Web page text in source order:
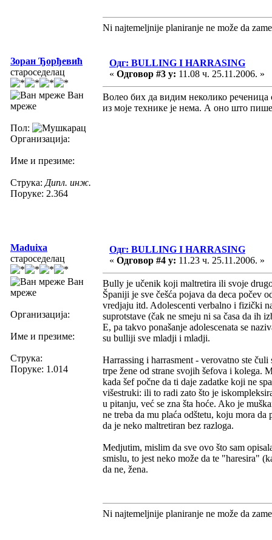
Ni najtemeljnije planiranje ne može da
Зоран Ђорђевић
староседелац
Ван
мреже
Пол:
Организација:
Име и презиме:
Струка: Дипл. инж.
Поруке: 2.364
Одг: BULLING I HARRASING
« Одговор #3 у: 11.08 ч. 25.11.2006. »
Волео бих да видим неколико реченица
из моје технике је нема. А оно што
Maduixa
староседелац
Ван
мреже
Организација:
Име и презиме:
Струка:
Поруке: 1.014
Одг: BULLING I HARRASING
« Одговор #4 у: 11.23 ч. 25.11.2006. »
Bully je učenik koji maltretira ili svoje
Španiji je sve češća pojava da deca počev
vredjaju itd. Adolescenti verbalno i fizički
suprotstave (čak ne smeju ni sa časa da ih
E, pa takvo ponašanje adolescenata se
su bulliji sve mladji i mladji.
Harrassing i harrasment - verovatno ste
trpe žene od strane svojih šefova i kolega.
kada šef počne da ti daje zadatke koji ne
višestruki: ili to radi zato što je
u pitanju, već se zna šta hoće. Ako je
ne treba da mu plaća odštetu, koju mora
da je neko maltretiran bez razloga.
Medjutim, mislim da sve ovo što sam
smislu, to jest neko može da te "haresira"
da ne, žena.
Ni najtemeljnije planiranje ne može da